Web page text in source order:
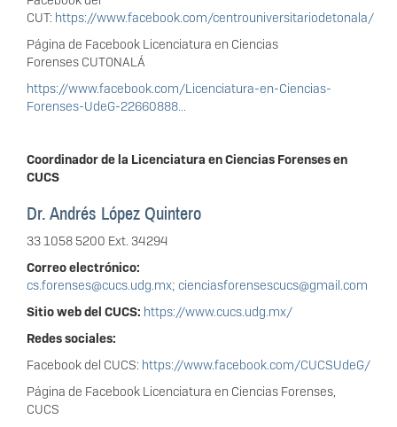
CUT: https://www.facebook.com/centrouniversitariodetonala/
Página de Facebook Licenciatura en Ciencias
Forenses CUTONALÁ
https://www.facebook.com/Licenciatura-en-Ciencias-
Forenses-UdeG-22660888...
Coordinador de la Licenciatura en Ciencias Forenses en
CUCS
Dr. Andrés López Quintero
33 1058 5200 Ext. 34294
Correo electrónico:
cs.forenses@cucs.udg.mx; cienciasforensescucs@gmail.com
Sitio web del CUCS: https://www.cucs.udg.mx/
Redes sociales:
Facebook del CUCS: https://www.facebook.com/CUCSUdeG/
Página de Facebook Licenciatura en Ciencias Forenses,
CUCS